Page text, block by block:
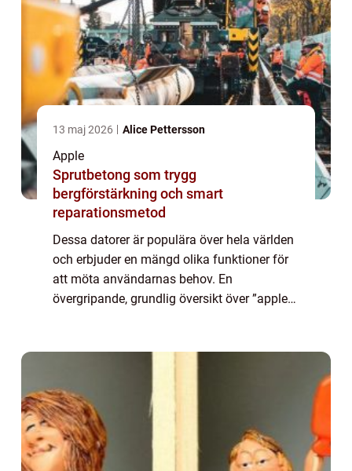
13 maj 2026 Alice Pettersson
Apple
Sprutbetong som trygg
bergförstärkning och smart
reparationsmetod
Dessa datorer är populära över hela världen
och erbjuder en mängd olika funktioner för
att möta användarnas behov. En
övergripande, grundlig översikt över ”apple